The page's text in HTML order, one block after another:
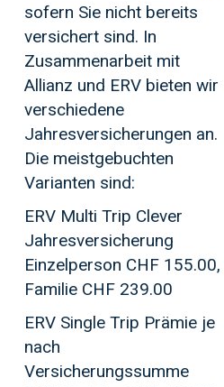
sofern Sie nicht bereits
versichert sind. In
Zusammenarbeit mit
Allianz und ERV bieten wir
verschiedene
Jahresversicherungen an.
Die meistgebuchten
Varianten sind:
ERV Multi Trip Clever
Jahresversicherung
Einzelperson CHF 155.00,
Familie CHF 239.00
ERV Single Trip Prämie je
nach
Versicherungssumme